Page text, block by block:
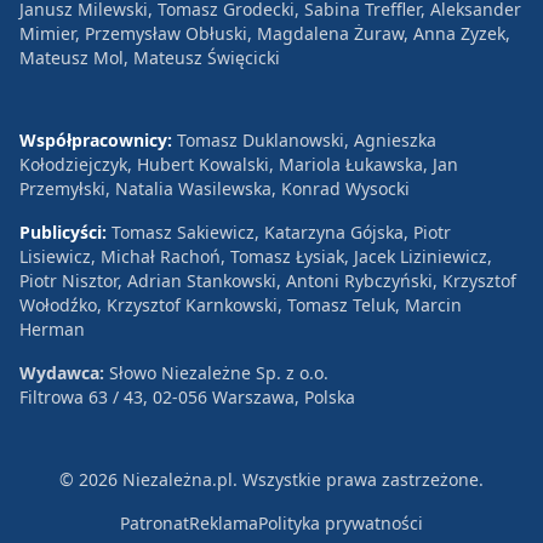
Janusz Milewski, Tomasz Grodecki, Sabina Treffler, Aleksander
Mimier, Przemysław Obłuski, Magdalena Żuraw, Anna Zyzek,
Mateusz Mol, Mateusz Święcicki
Współpracownicy: Tomasz Duklanowski, Agnieszka
Kołodziejczyk, Hubert Kowalski, Mariola Łukawska, Jan
Przemyłski, Natalia Wasilewska, Konrad Wysocki
Publicyści: Tomasz Sakiewicz, Katarzyna Gójska, Piotr
Lisiewicz, Michał Rachoń, Tomasz Łysiak, Jacek Liziniewicz,
Piotr Nisztor, Adrian Stankowski, Antoni Rybczyński, Krzysztof
Wołodźko, Krzysztof Karnkowski, Tomasz Teluk, Marcin
Herman
Wydawca: Słowo Niezależne Sp. z o.o.
Filtrowa 63 / 43, 02-056 Warszawa, Polska
© 2026 Niezależna.pl. Wszystkie prawa zastrzeżone.
PatronatReklamaPolityka prywatności